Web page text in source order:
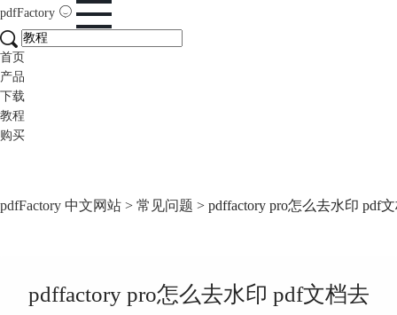
pdfFactory
首页
产品
下载
教程
购买
pdfFactory 中文网站 > 常见问题 > pdffactory pro怎么去水印 pdf
pdffactory pro怎么去水印 pdf文档去